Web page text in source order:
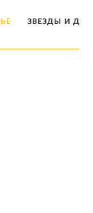
ЗВЕЗДЫ И